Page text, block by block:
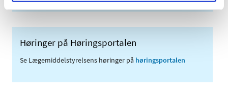
Høringer på Høringsportalen
Se Lægemiddelstyrelsens høringer på høringsportalen